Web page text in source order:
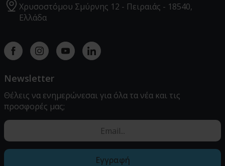
Χρυσοστόμου Σμύρνης 12 - Πειραιάς - 18540,
Ελλάδα
Facebookinstagramyoutube linkedin
Newsletter
Θέλεις να ενημερώνεσαι για όλα τα νέα και τις
προσφορές μας;
Εγγραφή